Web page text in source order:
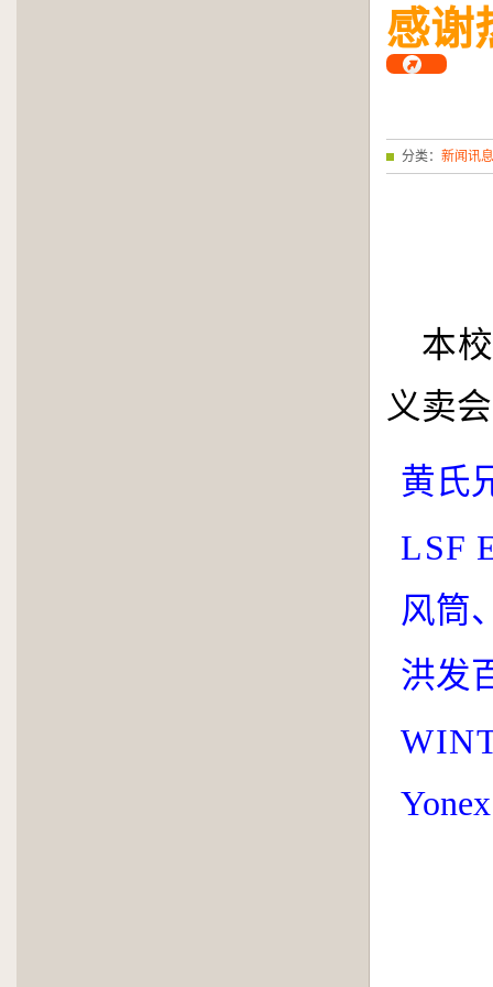
感谢
分类： 新闻讯息
本
义卖
黄氏
LSF
风筒
洪发